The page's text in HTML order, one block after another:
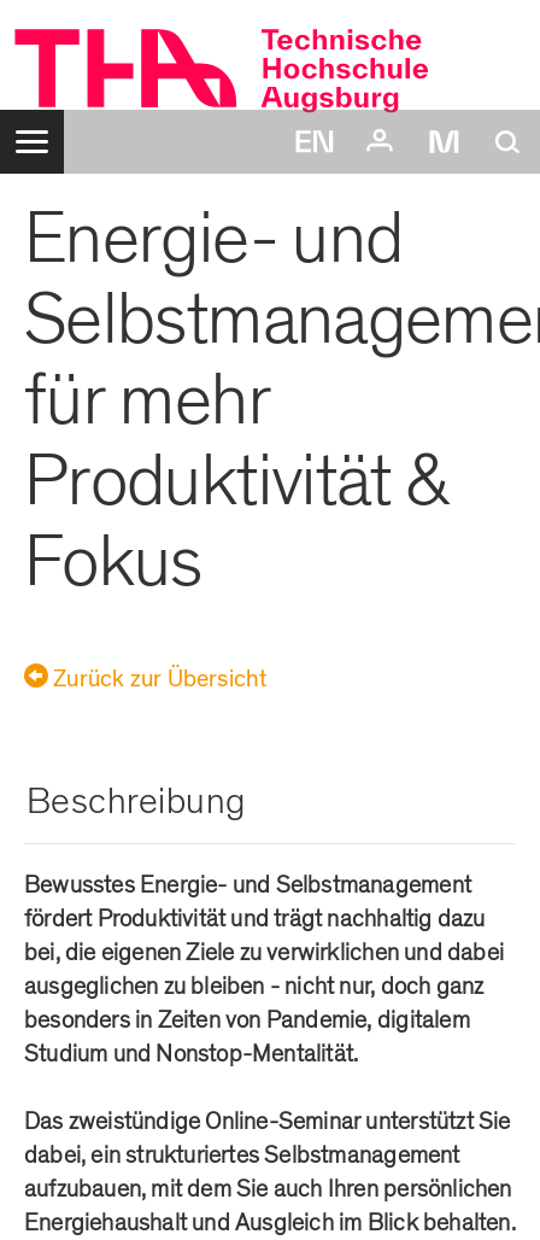
Inhalt
Navigation:
Benutzername:
Energie- und
für mehr
Produktivität &
Fokus
Zurück zur Übersicht
Beschreibung
Bewusstes Energie- und Selbstmanagement
fördert Produktivität und trägt nachhaltig dazu
bei, die eigenen Ziele zu verwirklichen und dabei
ausgeglichen zu bleiben - nicht nur, doch ganz
besonders in Zeiten von Pandemie, digitalem
Studium und Nonstop-Mentalität.
Das zweistündige Online-Seminar unterstützt Sie
dabei, ein strukturiertes Selbstmanagement
aufzubauen, mit dem Sie auch Ihren persönlichen
Energiehaushalt und Ausgleich im Blick behalten.